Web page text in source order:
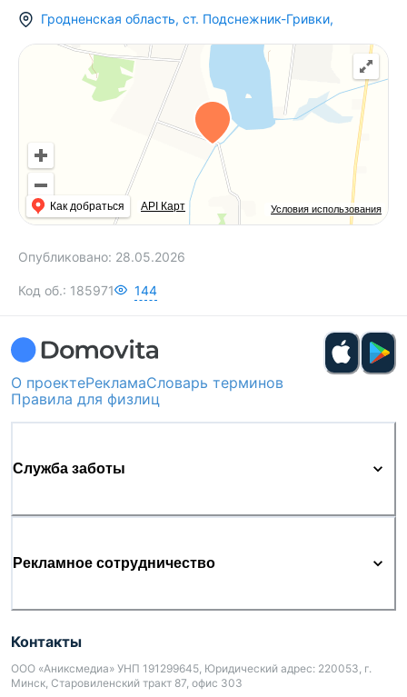
Гродненская область, ст. Подснежник-Гривки,
Условия использования
Как добраться API Карт
Опубликовано: 28.05.2026
Код об.: 185971 144
О проектеРекламаСловарь терминов
Правила для физлиц
Служба заботы
Рекламное сотрудничество
Контакты
ООО «Аниксмедиа» УНП 191299645, Юридический адрес: 220053, г.
Минск, Старовиленский тракт 87, офис 303